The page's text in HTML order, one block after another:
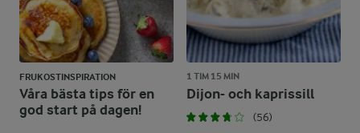
FRUKOSTINSPIRATION
Våra bästa tips för en
god start på dagen!
1 TIM 15 MIN
Dijon- och kaprissill
(56)